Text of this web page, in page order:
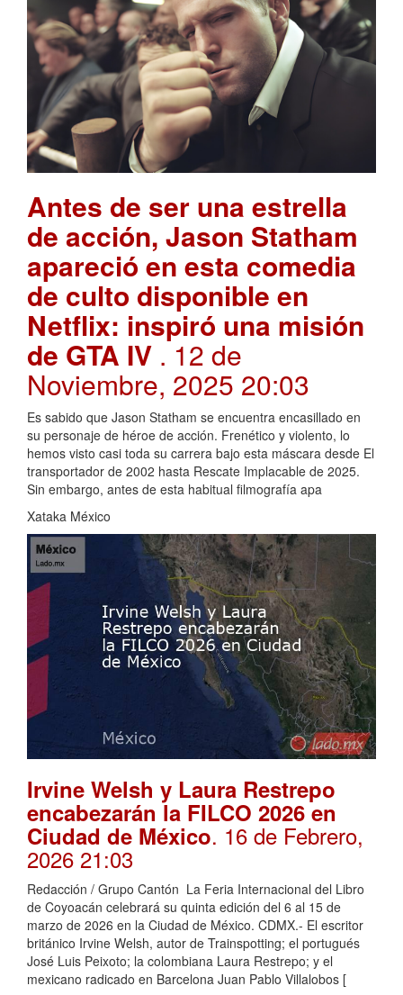
Antes de ser una estrella
de acción, Jason Statham
apareció en esta comedia
de culto disponible en
Netflix: inspiró una misión
de GTA IV . 12 de
Noviembre, 2025 20:03
Es sabido que Jason Statham se encuentra encasillado en
su personaje de héroe de acción. Frenético y violento, lo
hemos visto casi toda su carrera bajo esta máscara desde El
transportador de 2002 hasta Rescate Implacable de 2025.
Sin embargo, antes de esta habitual filmografía apa
Xataka México
Irvine Welsh y Laura Restrepo
encabezarán la FILCO 2026 en
Ciudad de México. 16 de Febrero,
2026 21:03
Redacción / Grupo Cantón La Feria Internacional del Libro
de Coyoacán celebrará su quinta edición del 6 al 15 de
marzo de 2026 en la Ciudad de México. CDMX.- El escritor
británico Irvine Welsh, autor de Trainspotting; el portugués
José Luis Peixoto; la colombiana Laura Restrepo; y el
mexicano radicado en Barcelona Juan Pablo Villalobos [